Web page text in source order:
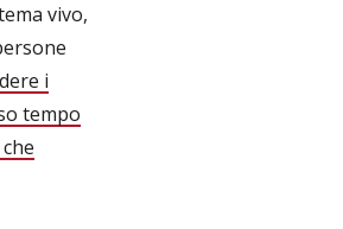
vivo,
i
tempo